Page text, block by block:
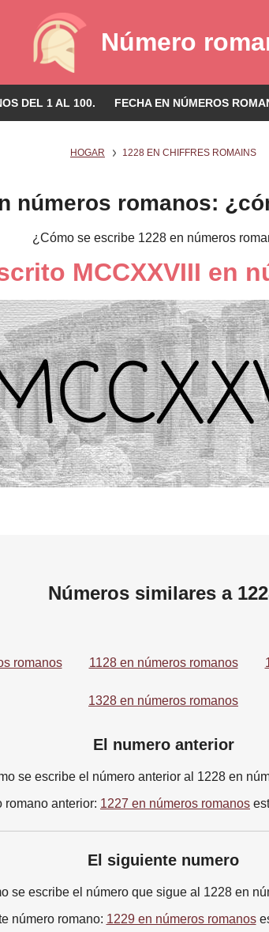
Número
DEL 1 AL 100. FECHA EN NÚMEROS
HOGAR 1228 EN CHIFFRES ROMAINS
números romanos:
¿Cómo se escribe 1228 en números
MCCXXVIII en
Números similares a
romanos 1128 en números romanos
1328 en números romanos
El numero anterior
se escribe el número anterior al 1228 en
romano anterior: 1227 en números romanos
El siguiente numero
se escribe el número que sigue al 1228 en
número romano: 1229 en números romanos